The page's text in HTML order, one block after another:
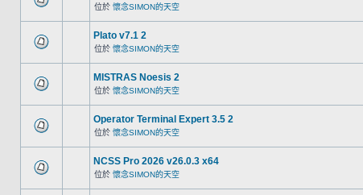
位於 懷念SIMON的天空
Plato v7.1 2
位於 懷念SIMON的天空
MISTRAS Noesis 2
位於 懷念SIMON的天空
Operator Terminal Expert 3.5 2
位於 懷念SIMON的天空
NCSS Pro 2026 v26.0.3 x64
位於 懷念SIMON的天空